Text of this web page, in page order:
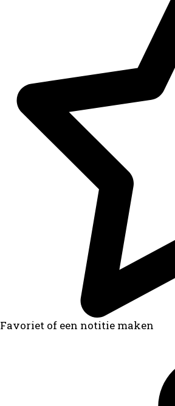
Favoriet of een notitie maken